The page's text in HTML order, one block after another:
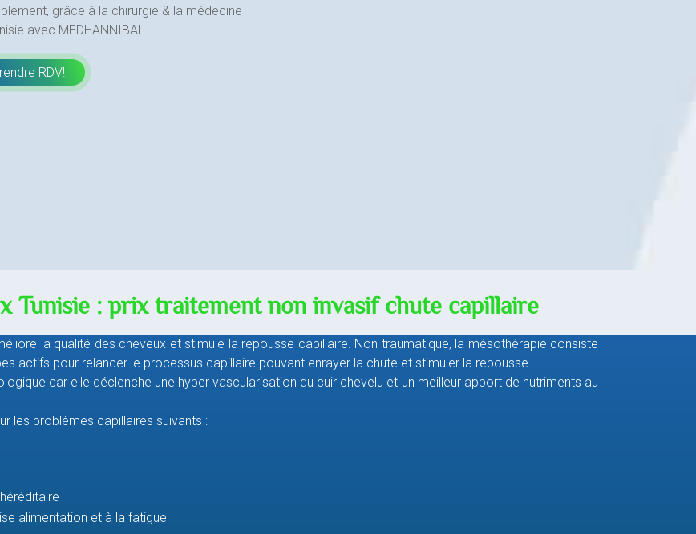
grâce à la chirurgie & la médecine
avec MEDHANNIBAL.
RDV!
Tunisie : prix traitement non invasif chute capillaire
la qualité des cheveux et stimule la repousse capillaire. Non traumatique, la mésothérapie consiste
actifs pour relancer le processus capillaire pouvant enrayer la chute et stimuler la repousse.
car elle déclenche une hyper vascularisation du cuir chevelu et un meilleur apport de nutriments au
les problèmes capillaires suivants :
alimentation et à la fatigue